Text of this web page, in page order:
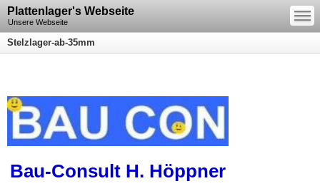
Plattenlager's Webseite
Unsere Webseite
—
—
—
Stelzlager-ab-35mm
Bau-Consult H. Höppner